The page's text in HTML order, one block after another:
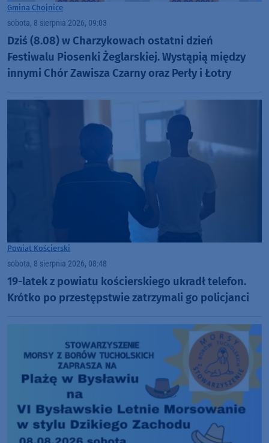
Gmina Chojnice
sobota, 8 sierpnia 2026, 09:03
Dziś (8.08) w Charzykowach ostatni dzień
Festiwalu Piosenki Żeglarskiej. Wystąpią między
innymi Chór Zawisza Czarny oraz Perły i Łotry
Powiat Kościerski
sobota, 8 sierpnia 2026, 08:48
19-latek z powiatu kościerskiego ukradł telefon.
Krótko po przestępstwie zatrzymali go policjanci